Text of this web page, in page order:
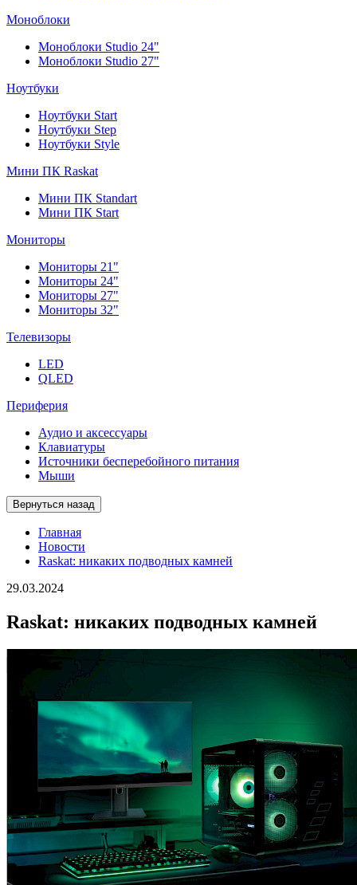
Моноблоки
Моноблоки Studio 24"
Моноблоки Studio 27"
Ноутбуки
Ноутбуки Start
Ноутбуки Step
Ноутбуки Style
Мини ПК Raskat
Мини ПК Standart
Мини ПК Start
Мониторы
Мониторы 21"
Мониторы 24"
Мониторы 27"
Мониторы 32"
Телевизоры
LED
QLED
Периферия
Аудио и аксессуары
Клавиатуры
Источники бесперебойного питания
Мыши
Вернуться назад
Главная
Новости
Raskat: никаких подводных камней
29.03.2024
Raskat: никаких подводных камней